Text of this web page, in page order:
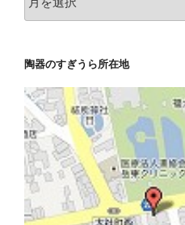
ー
ブ
陶器のすぎうら所在地